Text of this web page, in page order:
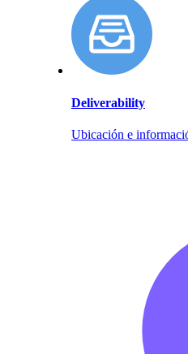
Deliverability
Ubicación e